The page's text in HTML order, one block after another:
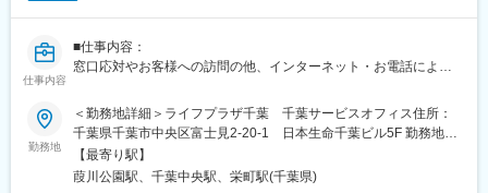
■入社後の流れ：
・基礎研修／通算3ヵ月（千葉ニュータウン研修センターにて）
礎知識を習得
↓
・現地研修／通算6ヵ月
配属先の営業所にてお客さまアドバイザーの新規採用、活動基盤
仕事内容
■仕事内容：
窓口応対やお客様への訪問の他、インターネット・お電話による
ビス及び営業
■労働契約補足：
まずはサービスサポートスタッフ(パート職制／３ヵ月毎に契約更
新)として採用します。パート職制を経て、お客様へのコンサルテ
ィングに必要な基礎知識・基礎スキルを習得し勤務良好の場合、
勤務地
＜勤務地詳細＞ライフプラザ千葉 千葉サービスオフィス住所：
千葉県千葉市中央区富士見2-20-1 日本生命千葉ビル5F 勤務地最
寄駅：千葉都市モノレール・京成・JR線／葭川公園・千葉中央・
千葉駅受動喫煙対策：屋内全面禁煙変更の範囲：原則なし（ただ
【最寄り駅】
葭川公園駅、千葉中央駅、栄町駅(千葉県)